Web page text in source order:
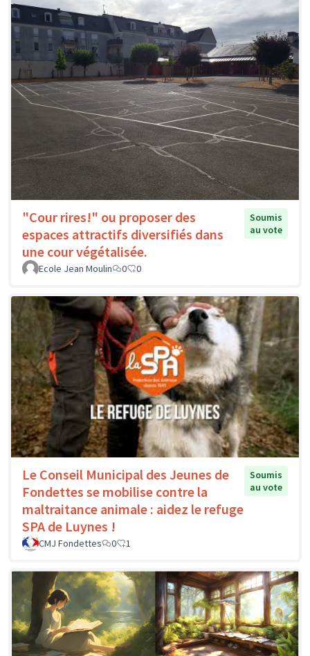
"Cour rires!" ou proposer des
espaces attractifs diversifiés dans
une cour végétalisée.
Soumis
au vote
Ecole Jean Moulin 0 0
Le Conseil Municipal des Jeunes de
Fondettes se mobilise contre la
maltraitance animale : aidez le refuge
SPA de Luynes !
Soumis
au vote
CMJ Fondettes 0 1